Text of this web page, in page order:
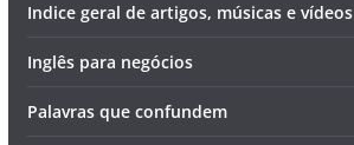
Indice geral de artigos, músicas e vídeos
Inglês para negócios
Palavras que confundem